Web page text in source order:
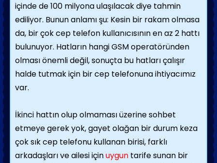
içinde de 100 milyona ulaşılacak diye tahmin
ediliyor. Bunun anlamı şu: Kesin bir rakam olmasa
da, bir çok cep telefon kullanıcısının en az 2 hattı
bulunuyor. Hatların hangi GSM operatöründen
olması önemli değil, sonuçta bu hatları çalışır
halde tutmak için bir cep telefonuna ihtiyacımız
var.
İkinci hattın olup olmaması üzerine sohbet
etmeye gerek yok, gayet olağan bir durum keza
çok sık cep telefonu kullanan birisi, farklı
arkadaşları ve ailesi içinuygun tarife sunan bir